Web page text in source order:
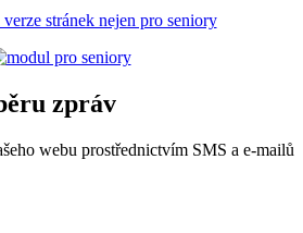
stránek nejen pro seniory
zpráv
webu prostřednictvím SMS a e-mailů